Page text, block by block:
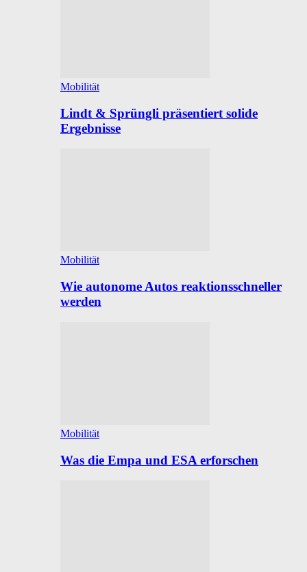
Mobilität
Lindt & Sprüngli präsentiert solide
Ergebnisse
Mobilität
Wie autonome Autos reaktionsschneller
werden
Mobilität
Was die Empa und ESA erforschen